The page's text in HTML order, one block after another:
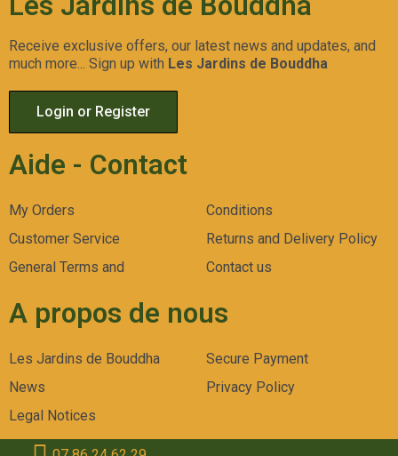
Receive exclusive offers, our latest news and updates, and
much more... Sign up with Les Jardins de Bouddha
Login or Register
Aide - Contact
My Orders
Customer Service
General Terms and
Conditions
Returns and Delivery Policy
Contact us
A propos de nous
Les Jardins de Bouddha
News
Legal Notices
Secure Payment
Privacy Policy